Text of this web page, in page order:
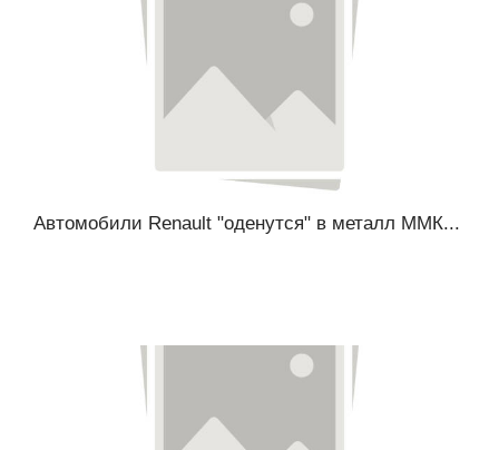
Автомобили Renault "оденутся" в металл ММК...